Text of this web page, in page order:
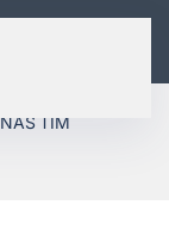
NAŠ TIM